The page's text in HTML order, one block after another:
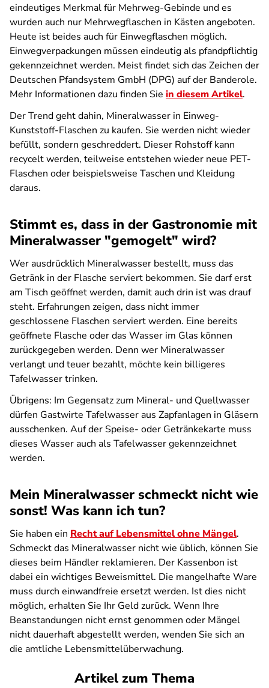
eindeutiges Merkmal für Mehrweg-Gebinde und es
wurden auch nur Mehrwegflaschen in Kästen angeboten.
Heute ist beides auch für Einwegflaschen möglich.
Einwegverpackungen müssen eindeutig als pfandpflichtig
gekennzeichnet werden. Meist findet sich das Zeichen der
Deutschen Pfandsystem GmbH (DPG) auf der Banderole.
Mehr Informationen dazu finden Sie in diesem Artikel.
Der Trend geht dahin, Mineralwasser in Einweg-
Kunststoff-Flaschen zu kaufen. Sie werden nicht wieder
befüllt, sondern geschreddert. Dieser Rohstoff kann
recycelt werden, teilweise entstehen wieder neue PET-
Flaschen oder beispielsweise Taschen und Kleidung
daraus.
Stimmt es, dass in der Gastronomie mit
Mineralwasser "gemogelt" wird?
Wer ausdrücklich Mineralwasser bestellt, muss das
Getränk in der Flasche serviert bekommen. Sie darf erst
am Tisch geöffnet werden, damit auch drin ist was drauf
steht. Erfahrungen zeigen, dass nicht immer
geschlossene Flaschen serviert werden. Eine bereits
geöffnete Flasche oder das Wasser im Glas können
zurückgegeben werden. Denn wer Mineralwasser
verlangt und teuer bezahlt, möchte kein billigeres
Tafelwasser trinken.
Übrigens: Im Gegensatz zum Mineral- und Quellwasser
dürfen Gastwirte Tafelwasser aus Zapfanlagen in Gläsern
ausschenken. Auf der Speise- oder Getränkekarte muss
dieses Wasser auch als Tafelwasser gekennzeichnet
werden.
Mein Mineralwasser schmeckt nicht wie
sonst! Was kann ich tun?
Sie haben ein Recht auf Lebensmittel ohne Mängel.
Schmeckt das Mineralwasser nicht wie üblich, können Sie
dieses beim Händler reklamieren. Der Kassenbon ist
dabei ein wichtiges Beweismittel. Die mangelhafte Ware
muss durch einwandfreie ersetzt werden. Ist dies nicht
möglich, erhalten Sie Ihr Geld zurück. Wenn Ihre
Beanstandungen nicht ernst genommen oder Mängel
nicht dauerhaft abgestellt werden, wenden Sie sich an
die amtliche Lebensmittelüberwachung.
Artikel zum Thema